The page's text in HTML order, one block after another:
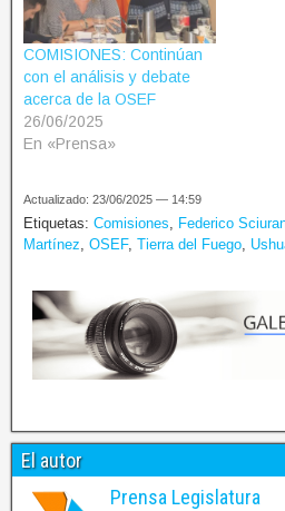
COMISIONES: Continúan
con el análisis y debate
acerca de la OSEF
26/06/2025
En «Prensa»
Actualizado: 23/06/2025 — 14:59
Etiquetas: Comisiones Federico
Martínez OSEF, Tierra del Fuego
El autor
Prensa Legislatura